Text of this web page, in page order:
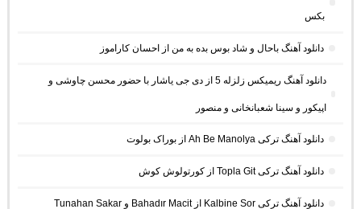
بکس
دانلود آهنگ باحال و شاد بوس بده به من از احسان کاراموز
دانلود آهنگ ریمیکس زلزله 5 از دی جی یاشار با حضور محسن چاوشی و
اپیکور و سینا شعبانخانی و منصور
دانلود آهنگ ترکی Ah Be Manolya از بوراک بولوت
دانلود آهنگ ترکی Topla Git از کورتولوش کوش
دانلود آهنگ ترکی Kalbine Sor از Bahadır Macit و Tunahan Sakar